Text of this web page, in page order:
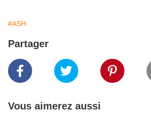
#ASH
Partager
Vous aimerez aussi